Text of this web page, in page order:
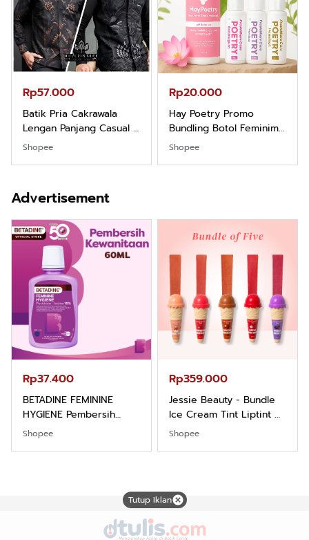
Rp57.000
Batik Pria Cakrawala
Lengan Panjang Casual -
Kemeja Batik Pria
Santai Slimfit Formal
Shopee
Rp20.000
Hay Poetry Promo
Bundling Botol Feminim
Care Perawatan
Shopee
Advertisement
Rp37.400
BETADINE FEMININE
HYGIENE Pembersih
Kewanitaan 60ml
Shopee
Rp359.000
Jessie Beauty - Bundle
Ice Cream Tint Liptint All
Variant
Shopee
Tutup Iklan